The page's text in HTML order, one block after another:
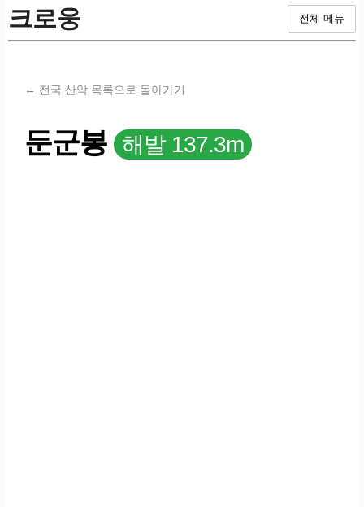
크로웅 전체 메뉴
← 전국 산악 목록으로 돌아가기
둔군봉 해발 137.3m